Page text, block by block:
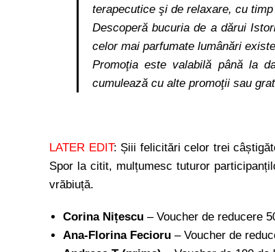
terapecutice şi de relaxare, cu
Descoperă bucuria de a dărui
celor mai parfumate lumânări
Promoţia este valabilă până la
cumulează cu alte promoţii sau
LATER EDIT: Șiii felicitări celor trei
Spor la citit, mulțumesc tuturor
vrăbiuță.
Corina Nițescu – Voucher de reducere
Ana-Florina Fecioru – Voucher de